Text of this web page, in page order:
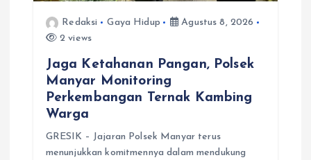
Redaksi Gaya Hidup
Agustus 8, 2026
2 views
Jaga Ketahanan Pangan, Polsek
Manyar Monitoring
Perkembangan Ternak Kambing
Warga
GRESIK – Jajaran Polsek Manyar terus
menunjukkan komitmennya dalam mendukung